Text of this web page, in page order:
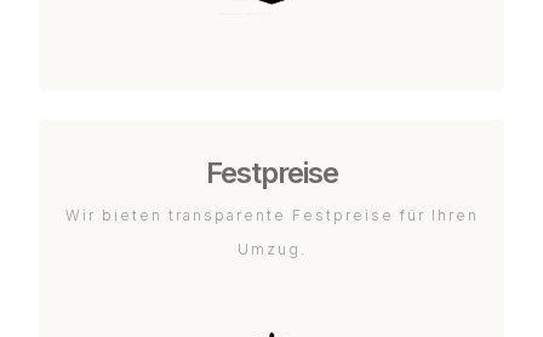
Festpreise
Wir bieten transparente Festpreise für Ihren
Umzug.